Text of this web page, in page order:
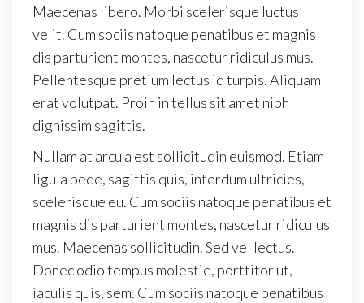
Maecenas libero. Morbi scelerisque luctus
velit. Cum sociis natoque penatibus et magnis
dis parturient montes, nascetur ridiculus mus.
Pellentesque pretium lectus id turpis. Aliquam
erat volutpat. Proin in tellus sit amet nibh
dignissim sagittis.
Nullam at arcu a est sollicitudin euismod. Etiam
ligula pede, sagittis quis, interdum ultricies,
scelerisque eu. Cum sociis natoque penatibus et
magnis dis parturient montes, nascetur ridiculus
mus. Maecenas sollicitudin. Sed vel lectus.
Donec odio tempus molestie, porttitor ut,
iaculis quis, sem. Cum sociis natoque penatibus